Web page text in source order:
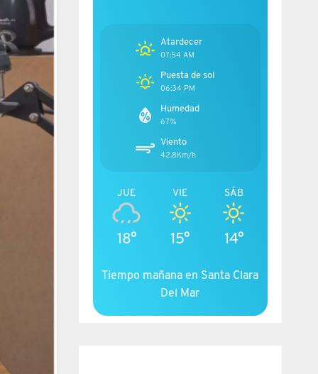
Atardecer
07:54 AM
Puesta de sol
06:34 PM
Humedad
67%
Viento
42.8Km/h
JUE
18°
VIE
15°
SÁB
14°
Tiempo mañana en Santa Clara
Del Mar